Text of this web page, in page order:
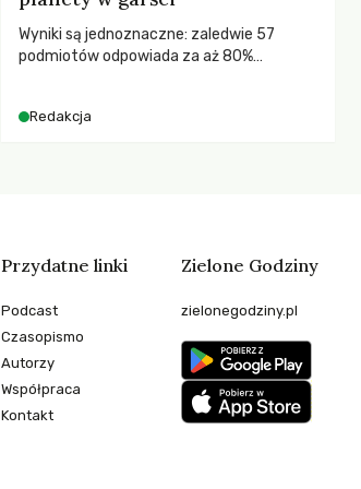
Wyniki są jednoznaczne: zaledwie 57
podmiotów odpowiada za aż 80%
Redakcja
Przydatne linki
Podcast
Czasopismo
Autorzy
Współpraca
Kontakt
Zielone Godziny
zielonegodziny.pl